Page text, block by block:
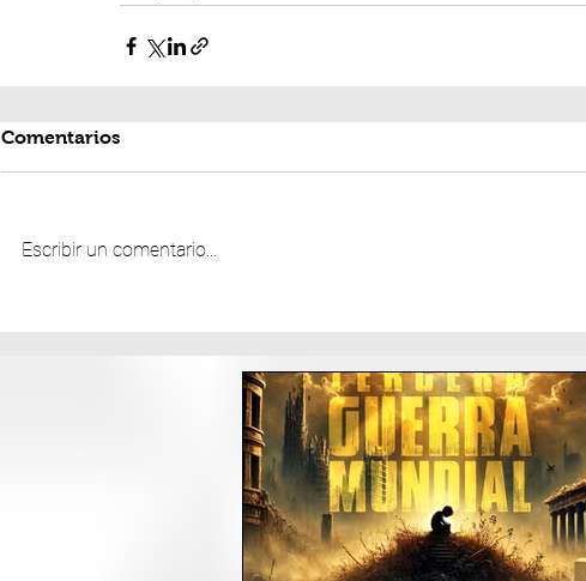
Comentarios
Escribir un comentario...